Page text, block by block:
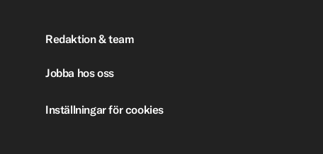
Redaktion & team
Jobba hos oss
Inställningar för cookies